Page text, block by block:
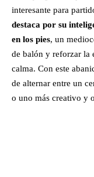
interesante para
destaca por su
en los pies, un
de balón y reforzar la
calma. Con este
de alternar entre un
o uno más creativo y